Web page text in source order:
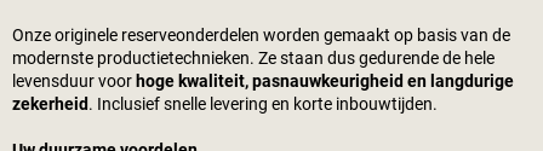
Onze originele reserveonderdelen worden gemaakt op basis van de
modernste productietechnieken. Ze staan dus gedurende de hele
levensduur voorhoge kwaliteit, pasnauwkeurigheid en langdurige
zekerheid. Inclusief snelle levering en korte inbouwtijden.